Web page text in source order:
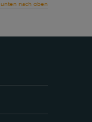
nach oben